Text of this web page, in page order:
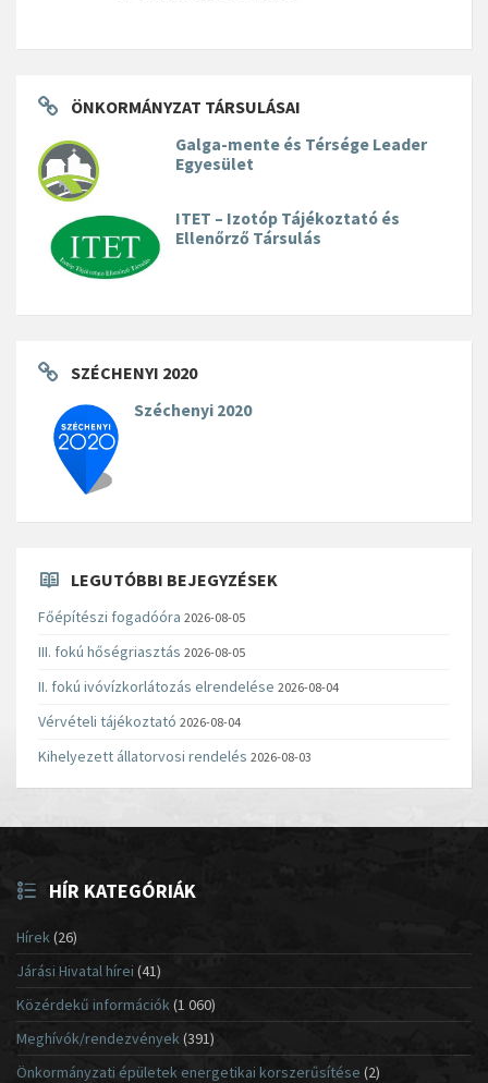
ÖNKORMÁNYZAT TÁRSULÁSAI
Galga-mente és Térsége Leader
Egyesület
ITET – Izotóp Tájékoztató és
Ellenőrző Társulás
SZÉCHENYI 2020
Széchenyi 2020
LEGUTÓBBI BEJEGYZÉSEK
Főépítészi fogadóóra 2026-08-05
III. fokú hőségriasztás 2026-08-05
II. fokú ivóvízkorlátozás elrendelése 2026-08-04
Vérvételi tájékoztató 2026-08-04
Kihelyezett állatorvosi rendelés 2026-08-03
HÍR KATEGÓRIÁK
Hírek(26)
Járási Hivatal hírei (41)
Közérdekű információk(1 060)
Meghívók/rendezvények (391)
Önkormányzati épületek energetikai korszerűsítése (2)